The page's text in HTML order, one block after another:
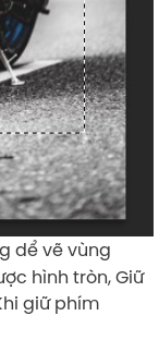
dể vẽ vùng
hình tròn, Giữ
giữ phím